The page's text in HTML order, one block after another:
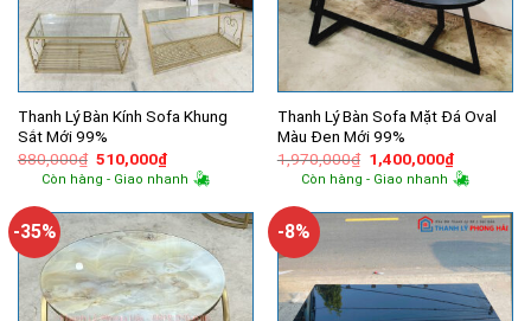
Thanh Lý Bàn Kính Sofa Khung
Sắt Mới 99%
880,000₫ Giá
gốc
là:
510,000₫Giá
hiện
tại
510,000₫.
Còn hàng - Giao nhanh
Thanh Lý Bàn Sofa Mặt Đá Oval
Màu Đen Mới 99%
1,970,000₫ Giá
gốc
là:
1,400,000₫Giá
hiện
tại
Còn hàng - Giao nhanh
-35% -8%